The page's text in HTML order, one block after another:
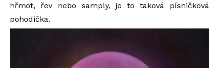
hřmot, řev nebo samply, je to taková písničková
pohodička.